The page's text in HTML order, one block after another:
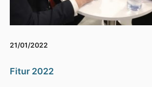
21/01/2022
Fitur 2022